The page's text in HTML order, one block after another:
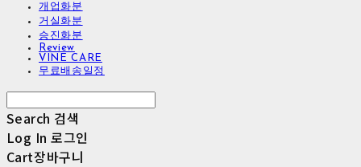
개업화분
거실화분
승진화분
Review
VINE CARE
무료배송일정
Search 검색
Log In 로그인
Cart장바구니